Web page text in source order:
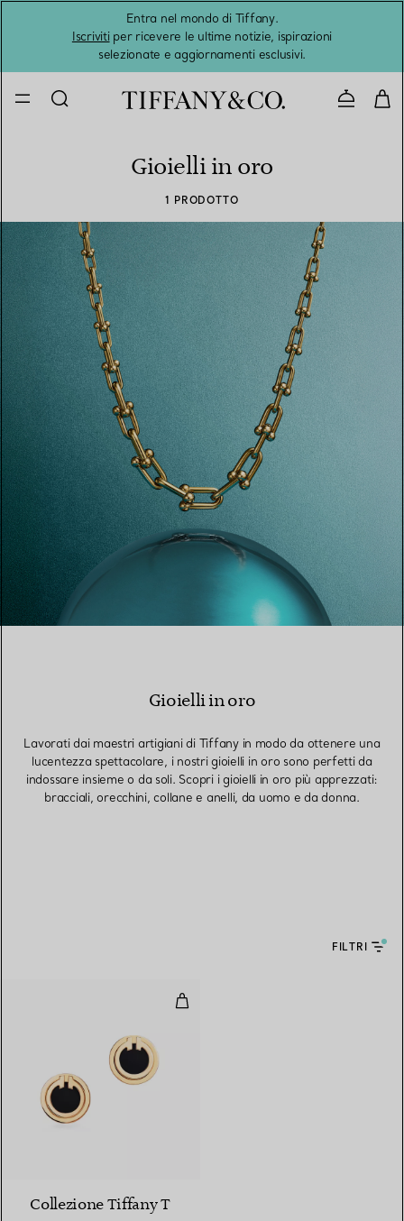
Entra nel mondo di Tiffany.
Iscrivitiper ricevere le ultime notizie, ispirazioni
selezionate e aggiornamenti esclusivi.
Gioielli in oro
1 PRODOTTO
Gioielli in oro
Lavorati dai maestri artigiani di Tiffany in modo da ottenere una
lucentezza spettacolare, i nostri gioielli in oro sono perfetti da
indossare insieme o da soli. Scopri i gioielli in oro più apprezzati:
bracciali, orecchini, collane e anelli, da uomo e da donna.
FILTRI
Orecchini Circle con onice nero
Collezione Tiffany T